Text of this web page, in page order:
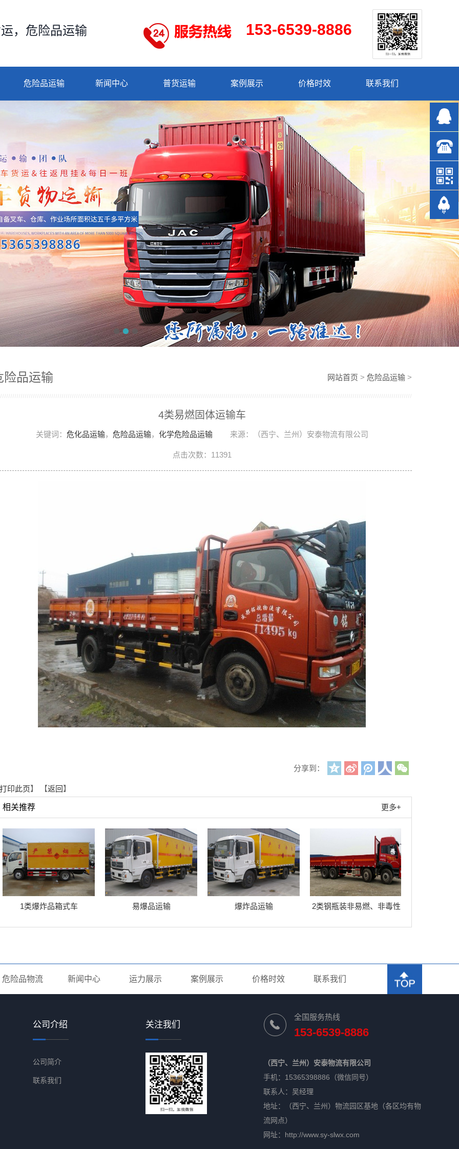
，危险品运输 153-6539-8886
危险品运输 新闻中心 普货运输 案例展示 价格时效 联系我们
险品运输 网站首页 > 危险品运输 >
4类易燃固体运输车
关键词： 危化品运输， 危险品运输， 化学危险品运输 来源：（西宁、兰州）安泰物流有限公司
点击次数：11391
分享到：
打印此页】 【返回】
相关推荐 更多+
1类爆炸品箱式车 易爆品运输 爆炸品运输 2类钢瓶装非易燃、非毒性
气体运输车
危险品物流 新闻中心 运力展示 案例展示 价格时效 联系我们
公司介绍
公司简介
联系我们
关注我们
全国服务热线
153-6539-8886
（西宁、兰州）安泰物流有限公司
手机：15365398886（微信同号）
联系人：吴经理
地址：（西宁、兰州）物流园区基地（各区均有物
流网点）
网址：http://www.sy-slwx.com
153-